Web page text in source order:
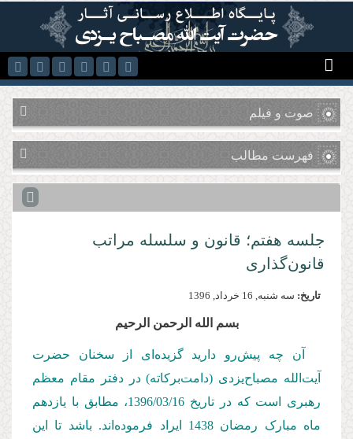
رفتن به محتوای اصلی
صوت و فیلم
فهرست مطالب
جلسه هفتم؛ قانون و سلسله مراتب
قانون‌گذاری
تاریخ: سه شنبه, 16 خرداد, 1396
بسم الله الرحمن الرحیم
آن چه پیش‌رو دارید گزیده‌ای از سخنان حضرت
آیت‌الله مصباح‌یزدی (دامت‌بركاته) در دفتر مقام معظم
رهبری است كه در تاریخ 1396/03/ 16
، مطابق با یازدهم
ماه مبارک رمضان 1438 ایراد فرموده‌اند. باشد تا این